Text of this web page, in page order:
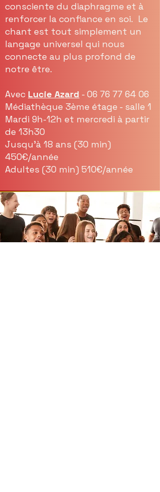
consciente du diaphragme et à
renforcer la confiance en soi. Le
chant est tout simplement un
langage universel qui nous
connecte au plus profond de
notre être.
Avec Lucie Azard - 06 76 77 64 06
Médiathèque 3ème étage - salle 1
Mardi 9h-12h et mercredi à partir
de 13h30
Jusqu’à 18 ans (30 min)
450€/année
Adultes (30 min) 510€/année